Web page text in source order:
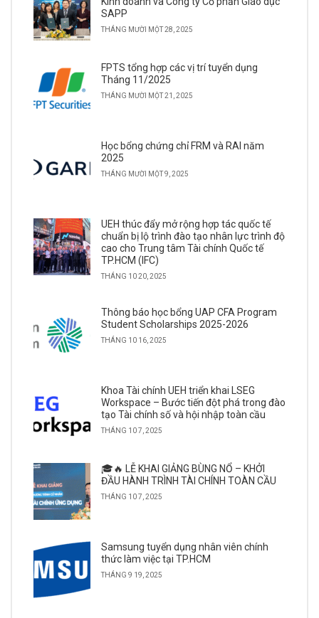
SAPP
THÁNG MƯỜI MỘT 28, 2025
FPTS tổng hợp các vị trí tuyển dụng
Tháng 11/2025
THÁNG MƯỜI MỘT 21, 2025
Học bổng chứng chỉ FRM và RAI năm
2025
THÁNG MƯỜI MỘT 9, 2025
UEH thúc đẩy mở rộng hợp tác quốc tế
chuẩn bị lộ trình đào tạo nhân lực trình độ
cao cho Trung tâm Tài chính Quốc tế
TP.HCM (IFC)
THÁNG 10 20, 2025
Thông báo học bổng UAP CFA Program
Student Scholarships 2025-2026
THÁNG 10 16, 2025
Khoa Tài chính UEH triển khai LSEG
Workspace – Bước tiến đột phá trong đào
tạo Tài chính số và hội nhập toàn cầu
THÁNG 10 7, 2025
🎓🔥 LỄ KHAI GIẢNG BÙNG NỔ – KHỞI
ĐẦU HÀNH TRÌNH TÀI CHÍNH TOÀN CẦU
THÁNG 10 7, 2025
Samsung tuyển dụng nhân viên chính
thức làm việc tại TP.HCM
THÁNG 9 19, 2025